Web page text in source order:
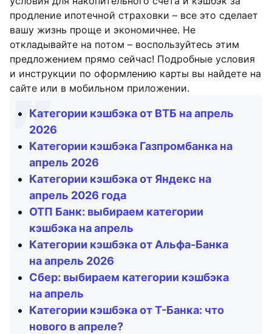
продление ипотечной страховки – все это сделает
вашу жизнь проще и экономичнее. Не
откладывайте на потом – воспользуйтесь этим
предложением прямо сейчас! Подробные условия
и инструкции по оформлению карты вы найдете на
сайте или в мобильном приложении.
Категории кэшбэка от ВТБ на апрель
2026
Категории кэшбэка Газпромбанка на
апрель 2026
Категории кэшбэка от Яндекс на
апрель 2026 года
ОТП Банк: выбираем категории
кэшбэка на апрель
Категории кэшбэка от Альфа-Банка
на апрель 2026
Сбер: выбираем категории кэшбэка
на апрель
Категории кэшбэка от Т-Банка: что
нового в апреле?